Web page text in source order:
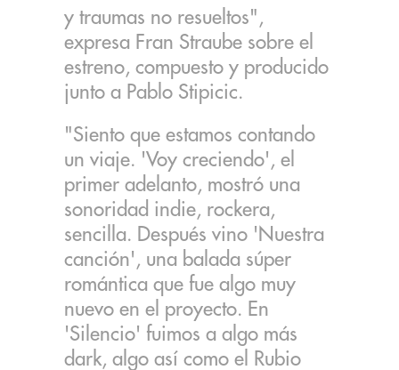
y traumas no resueltos",
expresa Fran Straube sobre el
estreno, compuesto y producido
junto a Pablo Stipicic.
"Siento que estamos contando
un viaje. 'Voy creciendo', el
primer adelanto, mostró una
sonoridad indie, rockera,
sencilla. Después vino 'Nuestra
canción', una balada súper
romántica que fue algo muy
nuevo en el proyecto. En
'Silencio' fuimos a algo más
dark, algo así como el Rubio